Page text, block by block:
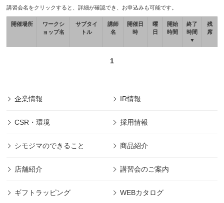
講習会名をクリックすると、詳細が確認でき、お申込みも可能です。
開催場所
ワークシ
ョップ名
サブタイ
トル
講師
名
開催日
時
曜
日
開始
時間
終了
時間
▼
残
席
1
企業情報 IR情報
CSR・環境 採用情報
シモジマのできること 商品紹介
店舗紹介 講習会のご案内
ギフトラッピング WEBカタログ